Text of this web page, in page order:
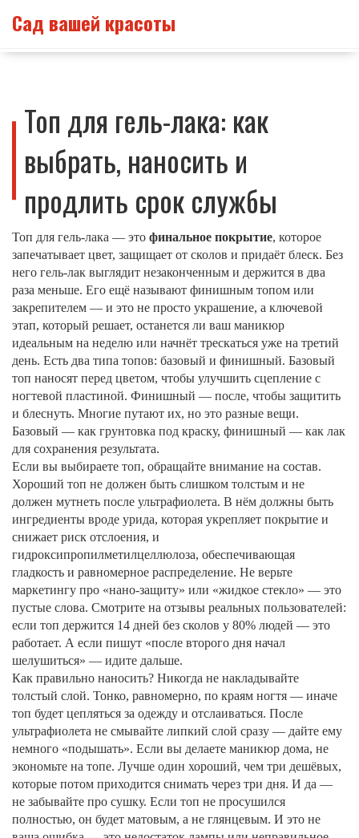
Сад вашей красоты
Топ для гель-лака: как
выбрать, наносить и
продлить срок службы
Топ для гель-лака — это финальное покрытие, которое
запечатывает цвет, защищает от сколов и придаёт блеск. Без
него гель-лак выглядит незаконченным и держится в два
раза меньше. Его ещё называют финишным топом или
закрепителем — и это не просто украшение, а ключевой
этап, который решает, останется ли ваш маникюр
идеальным на неделю или начнёт трескаться уже на третий
день. Есть два типа топов: базовый и финишный. Базовый
топ наносят перед цветом, чтобы улучшить сцепление с
ногтевой пластиной. Финишный — после, чтобы защитить
и блеснуть. Многие путают их, но это разные вещи.
Базовый — как грунтовка под краску, финишный — как лак
для сохранения результата.
Если вы выбираете топ, обращайте внимание на состав.
Хороший топ не должен быть слишком толстым и не
должен мутнеть после ультрафиолета. В нём должны быть
ингредиенты вроде урида, которая укрепляет покрытие и
снижает риск отслоения, и
гидроксипропилметилцеллюлоза, обеспечивающая
гладкость и равномерное распределение. Не верьте
маркетингу про «нано-защиту» или «жидкое стекло» — это
пустые слова. Смотрите на отзывы реальных пользователей:
если топ держится 14 дней без сколов у 80% людей — это
работает. А если пишут «после второго дня начал
шелушиться» — идите дальше.
Как правильно наносить? Никогда не накладывайте
толстый слой. Тонко, равномерно, по краям ногтя — иначе
топ будет цепляться за одежду и отслаиваться. После
ультрафиолета не смывайте липкий слой сразу — дайте ему
немного «подышать». Если вы делаете маникюр дома, не
экономьте на топе. Лучше один хороший, чем три дешёвых,
которые потом приходится снимать через три дня. И да —
не забывайте про сушку. Если топ не просушился
полностью, он будет матовым, а не глянцевым. И это не